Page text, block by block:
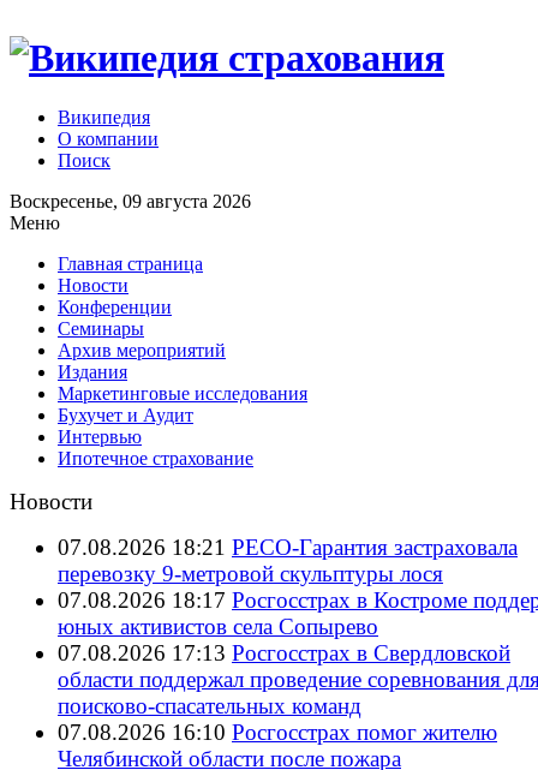
Википедия
О компании
Поиск
Воскресенье, 09 августа 2026
Меню
Главная страница
Новости
Конференции
Семинары
Архив мероприятий
Издания
Маркетинговые исследования
Бухучет и Аудит
Интервью
Ипотечное страхование
Новости
07.08.2026 18:21 РЕСО-Гарантия застраховала
перевозку 9-метровой скульптуры лося
07.08.2026 18:17 Росгосстрах в Костроме
юных активистов села Сопырево
07.08.2026 17:13 Росгосстрах в Свердловской
области поддержал проведение соревнования
поисково‑спасательных команд
07.08.2026 16:10 Росгосстрах помог жителю
Челябинской области после пожара